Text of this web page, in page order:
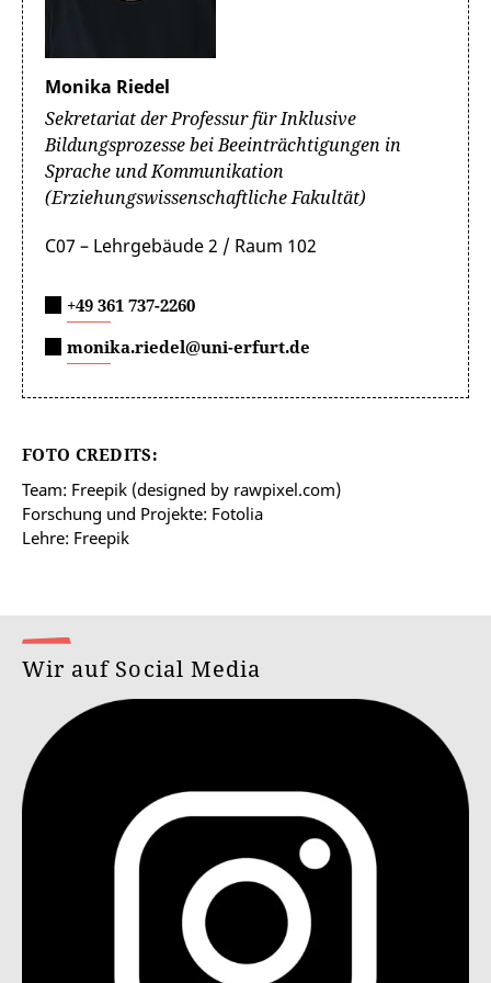
Monika Riedel
Sekretariat der Professur für Inklusive
Bildungsprozesse bei Beeinträchtigungen in
Sprache und Kommunikation
(Erziehungswissenschaftliche Fakultät)
C07 – Lehrgebäude 2 / Raum 102
+49 361 737-2260
monika.riedel@uni-erfurt.de
FOTO CREDITS:
Team: Freepik (designed by rawpixel.com)
Forschung und Projekte: Fotolia
Lehre: Freepik
Wir auf Social Media